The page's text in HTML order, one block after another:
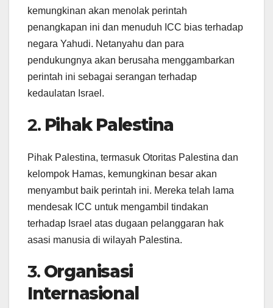
kemungkinan akan menolak perintah
penangkapan ini dan menuduh ICC bias terhadap
negara Yahudi. Netanyahu dan para
pendukungnya akan berusaha menggambarkan
perintah ini sebagai serangan terhadap
kedaulatan Israel.
2. Pihak Palestina
Pihak Palestina, termasuk Otoritas Palestina dan
kelompok Hamas, kemungkinan besar akan
menyambut baik perintah ini. Mereka telah lama
mendesak ICC untuk mengambil tindakan
terhadap Israel atas dugaan pelanggaran hak
asasi manusia di wilayah Palestina.
3. Organisasi
Internasional